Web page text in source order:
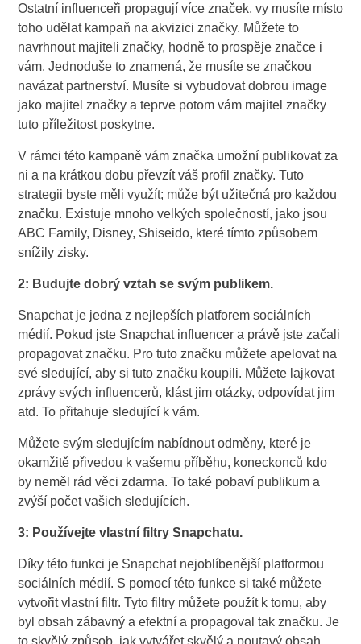
Ostatní influenceři propagují více značek, vy musíte místo
toho udělat kampaň na akvizici značky. Můžete to
navrhnout majiteli značky, hodně to prospěje značce i
vám. Jednoduše to znamená, že musíte se značkou
navázat partnerství. Musíte si vybudovat dobrou image
jako majitel značky a teprve potom vám majitel značky
tuto příležitost poskytne.
V rámci této kampaně vám značka umožní publikovat za
ni a na krátkou dobu převzít váš profil značky. Tuto
strategii byste měli využít; může být užitečná pro každou
značku. Existuje mnoho velkých společností, jako jsou
ABC Family, Disney, Shiseido, které tímto způsobem
snížily zisky.
2: Budujte dobrý vztah se svým publikem.
Snapchat je jedna z nejlepších platforem sociálních
médií. Pokud jste Snapchat influencer a právě jste začali
propagovat značku. Pro tuto značku můžete apelovat na
své sledující, aby si tuto značku koupili. Můžete lajkovat
zprávy svých influencerů, klást jim otázky, odpovídat jim
atd. To přitahuje sledující k vám.
Můžete svým sledujícím nabídnout odměny, které je
okamžitě přivedou k vašemu příběhu, koneckonců kdo
by neměl rád věci zdarma. To také pobaví publikum a
zvýší počet vašich sledujících.
3: Používejte vlastní filtry Snapchatu.
Díky této funkci je Snapchat nejoblíbenější platformou
sociálních médií. S pomocí této funkce si také můžete
vytvořit vlastní filtr. Tyto filtry můžete použít k tomu, aby
byl obsah zábavný a efektní a propagoval tak značku. Je
to skvělý způsob, jak vytvářet skvělý a poutavý obsah.